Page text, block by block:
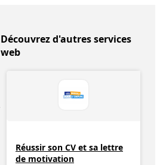
Découvrez d'autres services
web
Réussir son CV et sa lettre
de motivation